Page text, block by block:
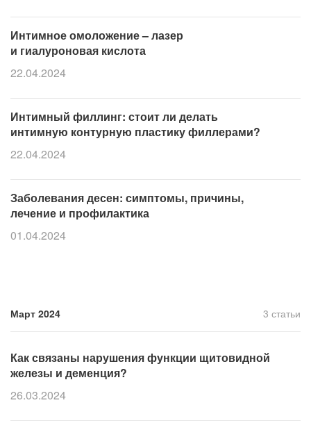
Интимное омоложение – лазер
и гиалуроновая кислота
22.04.2024
Интимный филлинг: стоит ли делать
интимную контурную пластику филлерами?
22.04.2024
Заболевания десен: симптомы, причины,
лечение и профилактика
01.04.2024
Март 2024 3 статьи
Как связаны нарушения функции щитовидной
железы и деменция?
26.03.2024